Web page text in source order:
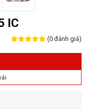
IC
(0 đánh giá)